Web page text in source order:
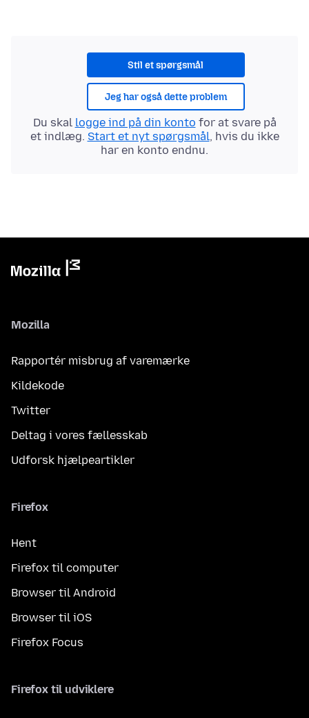
Stil et spørgsmål
Jeg har også dette problem
Du skal logge ind på din konto for at svare på
et indlæg. Start et nyt spørgsmål, hvis du ikke
har en konto endnu.
Mozilla
Rapportér misbrug af varemærke
Kildekode
Twitter
Deltag i vores fællesskab
Udforsk hjælpeartikler
Firefox
Hent
Firefox til computer
Browser til Android
Browser til iOS
Firefox Focus
Firefox til udviklere